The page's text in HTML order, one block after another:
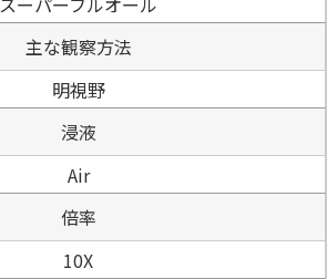
主な観察方法
明視野
浸液
Air
倍率
10X